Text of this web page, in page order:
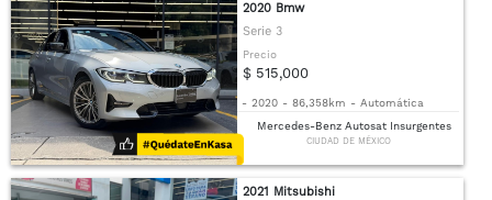
2020 Bmw
Serie 3
Precio
$ 515,000
- 2020 - 86,358km - Automática
Mercedes-Benz Autosat Insurgentes
CIUDAD DE MÉXICO
2021 Mitsubishi